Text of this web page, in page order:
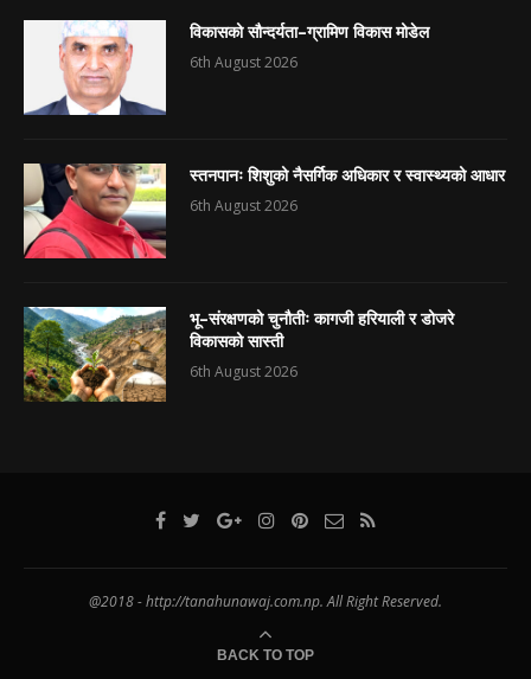
विकासको सौन्दर्यता–ग्रामिण विकास मोडेल
6th August 2026
स्तनपानः शिशुको नैसर्गिक अधिकार र स्वास्थ्यको आधार
6th August 2026
भू–संरक्षणको चुनौतीः कागजी हरियाली र डोजरे
विकासको सास्ती
6th August 2026
@2018 - http://tanahunawaj.com.np. All Right Reserved.
BACK TO TOP